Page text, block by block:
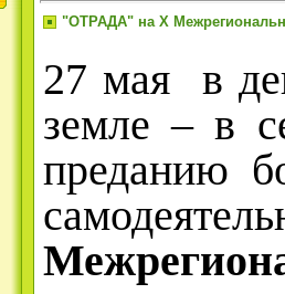
"ОТРАДА" на X
27 мая
в
земле – в
преданию